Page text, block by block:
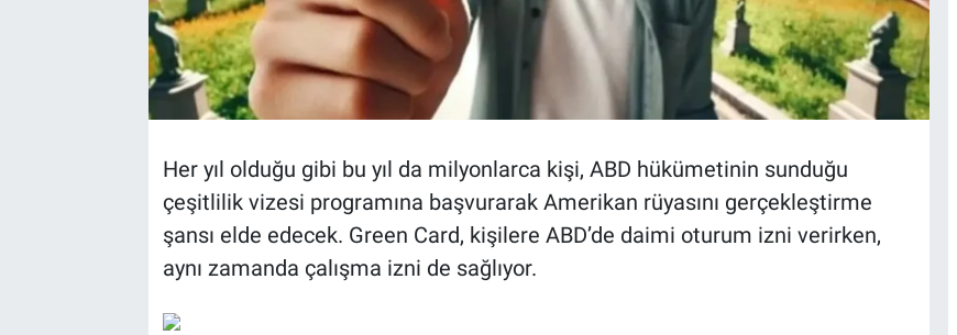
Her yıl olduğu gibi bu yıl da milyonlarca kişi, ABD hükümetinin sunduğu
çeşitlilik vizesi programına başvurarak Amerikan rüyasını gerçekleştirme
şansı elde edecek. Green Card, kişilere ABD’de daimi oturum izni verirken,
aynı zamanda çalışma izni de sağlıyor.
Bilim, Teknoloji
HABERDE İNSAN